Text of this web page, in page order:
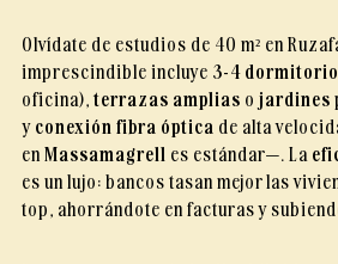
Olvídate de estudios de 40 m² en
imprescindible incluye 3-4
oficina), terrazas amplias o jardines
y conexión fibra óptica de alta
en Massamagrell es estándar—. La
es un lujo: bancos tasan mejor las
top, ahorrándote en facturas y